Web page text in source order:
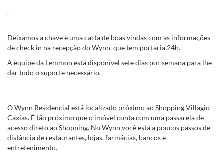
.
Deixamos a chave e uma carta de boas vindas com as informações
de check in na recepção do Wynn, que tem portaria 24h.
A equipe da Lemmon está disponível sete dias por semana para lhe
dar todo o suporte necessário.
O Wynn Residencial está localizado próximo ao Shopping Villagio
Caxias. É tão próximo que o imóvel conta com uma passarela de
acesso direto ao Shopping. No Wynn você está a poucos passos de
distância de restaurantes, lojas, farmácias, bancos e
entretenimento.